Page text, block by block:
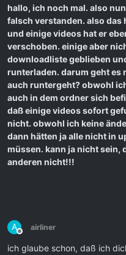
hallo, ich noch mal. also
falsch verstanden. also das
und einige videos hat er
verschoben. einige aber
downloadliste geblieben
runterladen. darum geht es
auch runtergeht? obwohl
auch in dem ordner sich
daß einige videos sofort
nicht. obwohl ich keine
dann hätten ja alle nicht in
müssen. kann ja nicht sein,
anderen nicht!!!
A
Offline
airliner
ich glaube schon, daß ich